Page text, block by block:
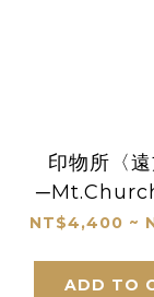
印物所〈
版畫
NT$4,400 ~
ADD TO